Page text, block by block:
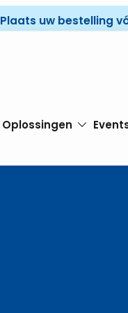
Plaats uw bestelling
Oplossingen